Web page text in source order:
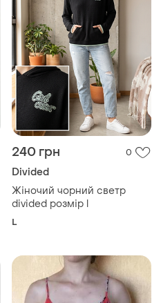
240 грн 0
Divided
Жіночий чорний светр
divided розмір l
L